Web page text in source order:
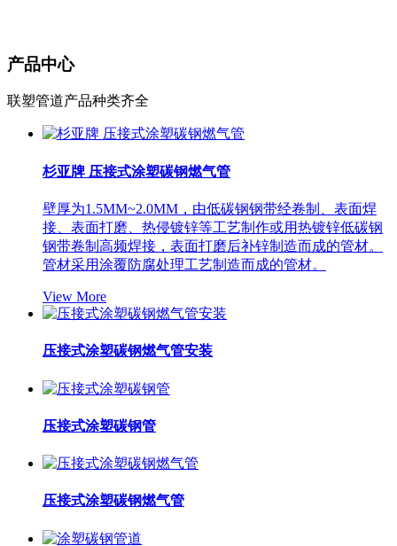
产品中心
联塑管道产品种类齐全
杉亚牌 压接式涂塑碳钢燃气管
壁厚为1.5MM~2.0MM，由低碳钢钢带经卷制、表面焊
接、表面打磨、热侵镀锌等工艺制作或用热镀锌低碳钢
钢带卷制高频焊接，表面打磨后补锌制造而成的管材。
管材采用涂覆防腐处理工艺制造而成的管材。
View More
压接式涂塑碳钢燃气管安装
压接式涂塑碳钢管
压接式涂塑碳钢燃气管